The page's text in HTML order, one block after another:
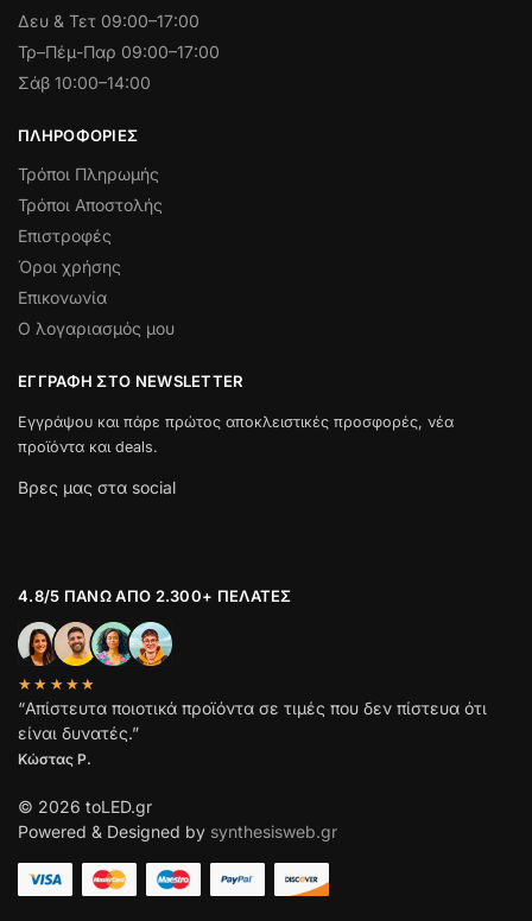
Δευ & Τετ 09:00–17:00
Τρ–Πέμ-Παρ 09:00–17:00
Σάβ 10:00–14:00
ΠΛΗΡΟΦΟΡΊΕΣ
Τρόποι Πληρωμής
Τρόποι Αποστολής
Επιστροφές
Όροι χρήσης
Επικονωνία
Ο λογαριασμός μου
ΕΓΓΡΑΦΉ ΣΤΟ NEWSLETTER
Εγγράψου και πάρε πρώτος αποκλειστικές προσφορές, νέα
προϊόντα και deals.
Βρες μας στα social
4.8/5 ΠΆΝΩ ΑΠΌ 2.300+ ΠΕΛΆΤΕΣ
★★★★★
“Απίστευτα ποιοτικά προϊόντα σε τιμές που δεν πίστευα ότι
είναι δυνατές.”
Κώστας Ρ.
© 2026 toLED.gr
Powered & Designed by synthesisweb.gr